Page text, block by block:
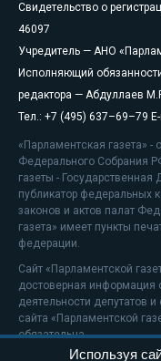
Свидетельство о
46097
Учредитель — АНО
Исполняющий
редактора — Абдуллаев
Тел.: +7 (495) 637–69–79
«Парламентская газета»
Федерального Собрания
газеты -
публикатор федеральных
законов и актов палат
газета» имеет пункты
федерации.
Сайт «Парламентской
достоверная информация
деятельности депутатов
сайта «Парламентской
обязательна.
Используя